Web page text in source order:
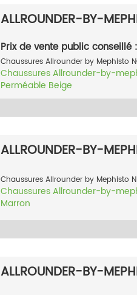
ALLROUNDER-BY-
Prix de vente public conseillé
Chaussures Allrounder by Mephisto
ChaussuresAllrounder-by-
Perméable Beige
ALLROUNDER-BY-
Chaussures Allrounder by Mephisto
ChaussuresAllrounder-by-
Marron
ALLROUNDER-BY-